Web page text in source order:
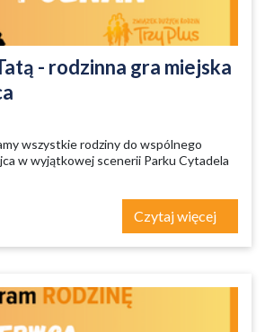
- rodzinna gra miejska
wszystkie rodziny do wspólnego
w wyjątkowej scenerii Parku Cytadela
Czytaj więcej